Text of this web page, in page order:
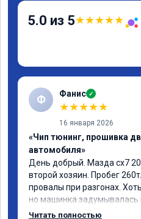
5.0 из 5★★★★★
Ф Фанис ✓
★★★★★
16 января 2026
«Чип тюнинг, прошивка
автомобиля»
День добрый. Мазда сх7
второй хозяин. Пробег
провалы при разгонах.
но машинка
разогнаться. Года 4 назад
Читать полностью